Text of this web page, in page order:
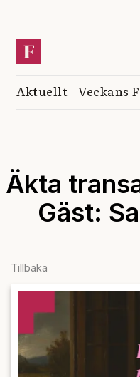
Aktuellt Veckans
Äkta
Gäst:
Tillbaka